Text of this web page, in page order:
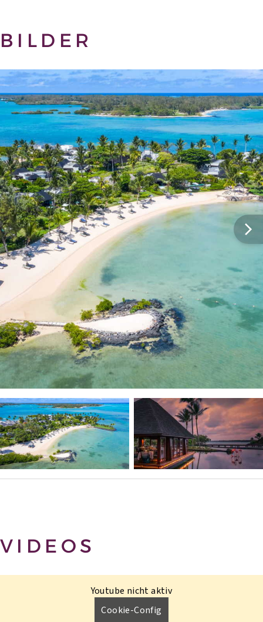
BILDER
VIDEOS
Youtube nicht aktiv
Cookie-Config